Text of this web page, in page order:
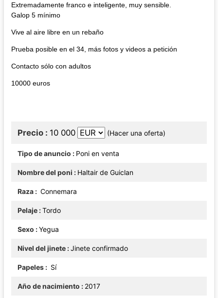
Extremadamente franco e inteligente, muy sensible.
Galop 5 mínimo
Vive al aire libre en un rebaño
Prueba posible en el 34, más fotos y videos a petición
Contacto sólo con adultos
10000 euros
Precio 10 000 (Hacer una oferta)
Tipo de anuncio Poni en venta
Nombre del poni Haltair de Guiclan
Raza Connemara
Pelaje Tordo
Sexo Yegua
Nivel del jinete Jinete confirmado
Papeles Sí
Año de nacimiento 2017